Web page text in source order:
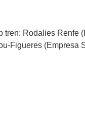
tren: Rodalies Renfe
Figueres (Empresa